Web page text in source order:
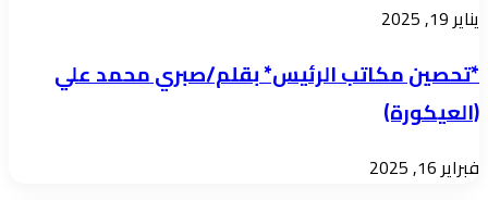
يناير 19, 2025
*تحصين مكاتب الرئيس* بقلم/صبري محمد علي
(العيكورة)
فبراير 16, 2025